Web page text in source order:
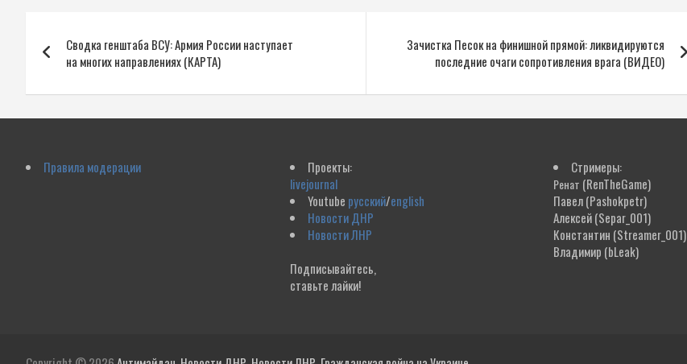
по
записям
Сводка генштаба ВСУ: Армия России наступает
на многих направлениях (КАРТА)
Зачистка Песок на финишной прямой: ликвидируются
последние очаги сопротивления врага (ВИДЕО)
Правила модерации
Проекты:
livejournal
Youtube русский/english
Новости ДНР
Новости ЛНР
Подписывайтесь,
ставьте лайки!
Стримеры:
Ренат (RenTheGame)
Павел(Pashokpetr)
Алексей(Separ_001)
Константин (Streamer_001)
Владимир (bLeak)